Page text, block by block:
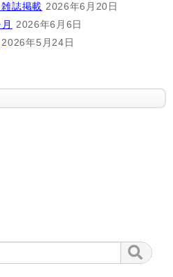
誌掲載 2026年6月20日
2026年6月6日
2026年5月24日